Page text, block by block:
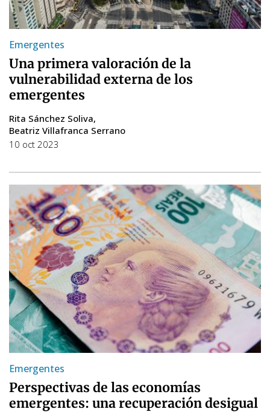
Emergentes
Una primera valoración de la
vulnerabilidad externa de los
emergentes
Rita Sánchez Soliva
Beatriz Villafranca Serrano
10 oct 2023
Emergentes
Perspectivas de las economías
emergentes: una recuperación desigual